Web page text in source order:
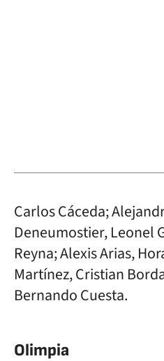
Carlos Cáceda;
Deneumostier, Leonel
Reyna; Alexis Arias,
Martínez, Cristian
Bernando Cuesta.
Olimpia